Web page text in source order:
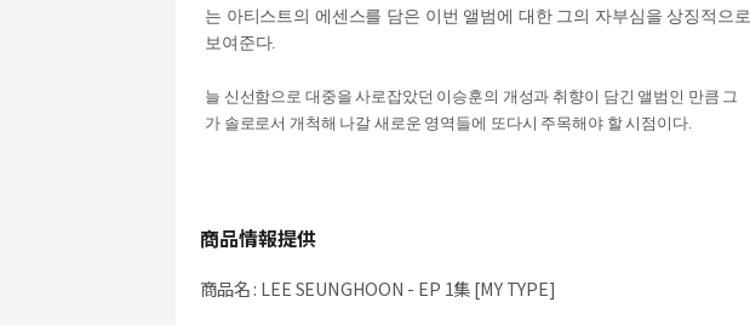
는 아티스트의 에센스를 담은 이번 앨범에 대한 그의 자부심을 상징적으로
보여준다.
늘 신선함으로 대중을 사로잡았던 이승훈의 개성과 취향이 담긴 앨범인 만큼 그
가 솔로로서 개척해 나갈 새로운 영역들에 또다시 주목해야 할 시점이다.
商品情報提供
商品名: LEE SEUNGHOON - EP 1集 [MY TYPE]